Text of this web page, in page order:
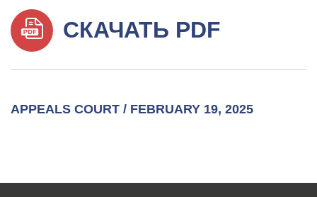
СКАЧАТЬ PDF
APPEALS COURT / FEBRUARY 19, 2025